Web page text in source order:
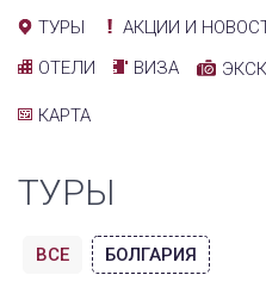
ТУРЫ АКЦИИ И
ОТЕЛИ
ВИЗА
КАРТА
ТУРЫ
ВСЕ БОЛГАРИЯ